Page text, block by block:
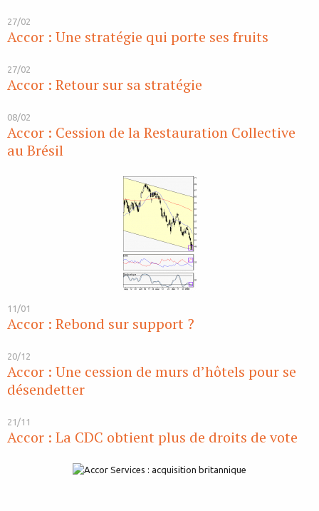
27/02
Accor : Une stratégie qui porte ses fruits
27/02
Accor : Retour sur sa stratégie
08/02
Accor : Cession de la Restauration Collective
au Brésil
11/01
Accor : Rebond sur support ?
20/12
Accor : Une cession de murs d’hôtels pour se
désendetter
21/11
Accor : La CDC obtient plus de droits de vote